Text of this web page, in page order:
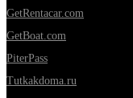
GetRentacar.com
GetBoat.com
PiterPass
Tutkakdoma.ru